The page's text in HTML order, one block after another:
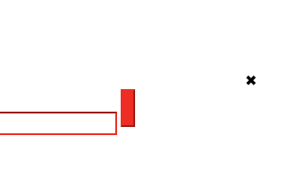
✖